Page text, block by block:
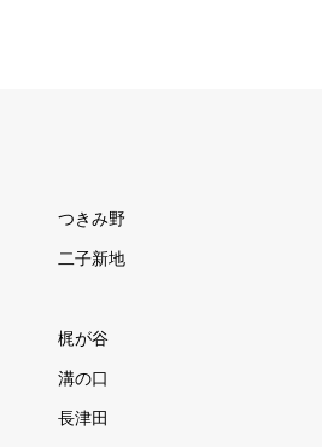
つきみ野
二子新地
梶が谷
溝の口
長津田